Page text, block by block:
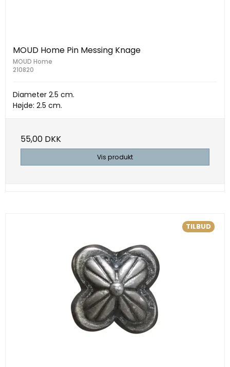
MOUD Home Pin Messing Knage
MOUD Home
210820
Diameter 2.5 cm.
Højde: 2.5 cm.
55,00 DKK
Vis produkt
TILBUD